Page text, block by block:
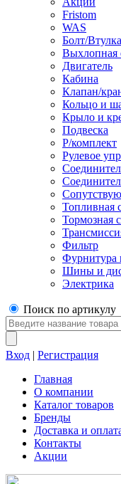
Fristom
WAS
Болт/
Выхлопная
Двигатель
Кабина
Клапан/
Кольцо и
Крыло и
Подвеска
Р/комплект
Рулевое
Топливная
Тормозная
Фильтр
Фурнитура
Шины и
Электрика
Поиск по артикулу
Вход | Регистрация
Главная
О компании
Каталог товаров
Бренды
Доставка и
Контакты
Акции